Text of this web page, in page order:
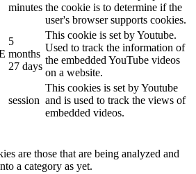
minutes the cookie is to determine if the
user's browser supports cookies.
5
months
27 days
This cookie is set by Youtube.
Used to track the information of
the embedded YouTube videos
on a website.
session
This cookies is set by Youtube
and is used to track the views of
embedded videos.
are those that are being analyzed and
a category as yet.